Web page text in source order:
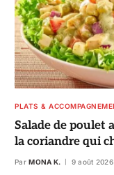
PLATS &
Salade de poulet
la coriandre qui
Par MONA K. 9 août 2026